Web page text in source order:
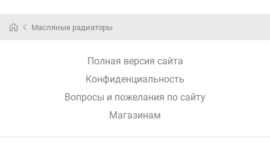
Масляные радиаторы
Полная версия сайта
Конфиденциальность
Вопросы и пожелания по сайту
Магазинам